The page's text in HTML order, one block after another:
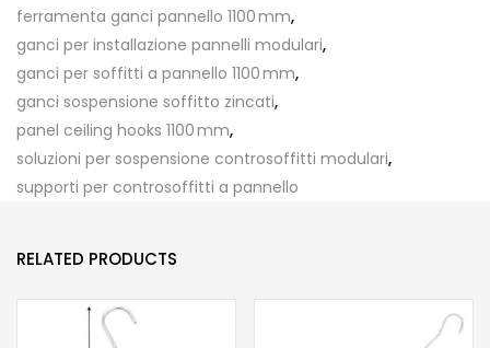
ferramenta ganci pannello 1100 mm,
ganci per installazione pannelli modulari,
ganci per soffitti a pannello 1100 mm,
ganci sospensione soffitto zincati,
panel ceiling hooks 1100 mm,
soluzioni per sospensione controsoffitti modulari,
supporti per controsoffitti a pannello
RELATED PRODUCTS